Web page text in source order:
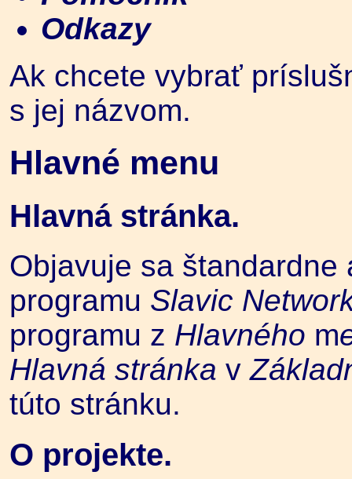
Odkazy
Ak chcete vybrať
s jej názvom.
Hlavné menu
Hlavná stránka.
Objavuje sa
programu Slavic
programu z Hlavného m
Hlavná stránka v
túto stránku.
O projekte.